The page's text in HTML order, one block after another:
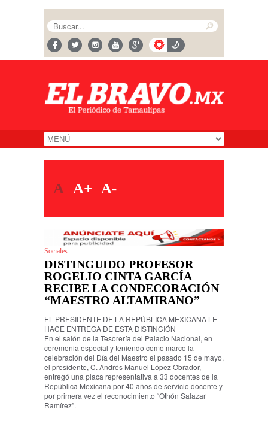
A A+ A-
Sociales
DISTINGUIDO PROFESOR
ROGELIO CINTA GARCÍA
RECIBE LA CONDECORACIÓN
“MAESTRO ALTAMIRANO”
EL PRESIDENTE DE LA REPÚBLICA MEXICANA LE
HACE ENTREGA DE ESTA DISTINCIÓN
En el salón de la Tesorería del Palacio Nacional, en
ceremonia especial y teniendo como marco la
celebración del Día del Maestro el pasado 15 de mayo,
el presidente, C. Andrés Manuel López Obrador,
entregó una placa representativa a 33 docentes de la
República Mexicana por 40 años de servicio docente y
por primera vez el reconocimiento “Othón Salazar
Ramírez”.